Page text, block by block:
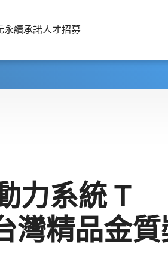
永續承諾人才招募
力系統 T
灣精品金質